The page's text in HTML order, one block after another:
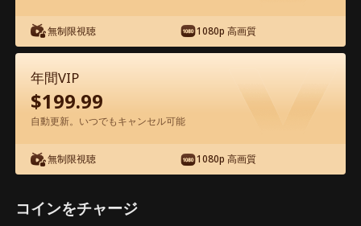
エピソード74 - 最後のキス 映画フル
0-49 50-90 全エピソード
無制限視聴 1080p 高画質
年間VIP
$199.99
自動更新。いつでもキャンセル可能
無制限視聴 1080p 高画質
コインをチャージ